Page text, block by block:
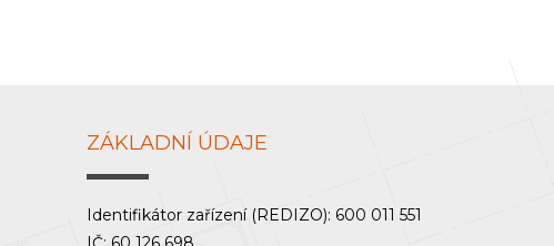
ZÁKLADNÍ ÚDAJE
Identifikátor zařízení (REDIZO): 600 011 551